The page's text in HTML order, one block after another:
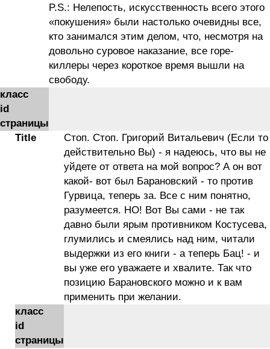
P.S.: Нелепость, искусственность всего этого
«покушения» были настолько очевидны все,
кто занимался этим делом, что, несмотря на
довольно суровое наказание, все горе-
киллеры через короткое время вышли на
свободу.
класс
id
страницы
Title
Стоп. Стоп. Григорий Витальевич (Если то
действительно Вы) - я надеюсь, что вы не
уйдете от ответа на мой вопрос? А он вот
какой- вот был Барановский - то против
Гурвица, теперь за. Все с ним понятно,
разумеется. НО! Вот Вы сами - не так
давно были ярым противником Костусева,
глумились и смеялись над ним, читали
выдержки из его книги - а теперь Бац! - и
вы уже его уважаете и хвалите. Так что
позицию Барановского можно и к вам
применить при желании.
класс
id
страницы